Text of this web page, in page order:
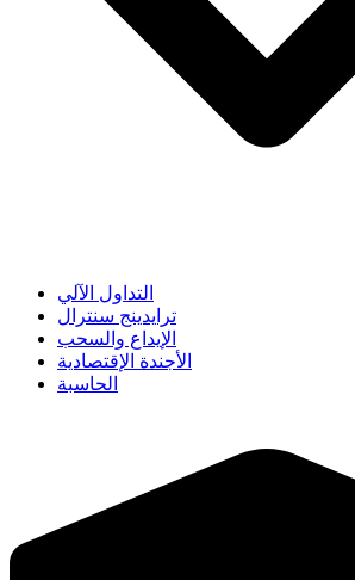
التداول الآلي
ترايدينج سنترال
الإيداع والسحب
الأجندة الإقتصادية
الحاسبة